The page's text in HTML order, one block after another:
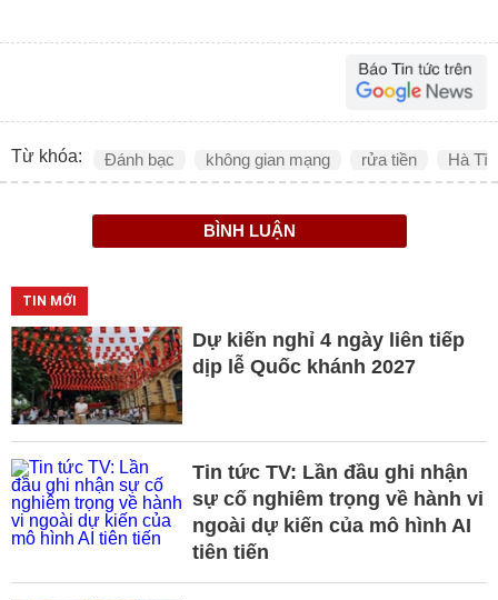
Từ khóa: Đánh bạc không gian mạng rửa tiền Hà
BÌNH LUẬN
TIN MỚI
Dự kiến nghỉ 4 ngày liên tiếp
dịp lễ Quốc khánh 2027
Tin tức TV: Lần đầu ghi nhận
sự cố nghiêm trọng về hành vi
ngoài dự kiến của mô hình AI
tiên tiến